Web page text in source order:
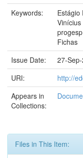
Keywords:
Estágio
Vinícius
progesp
Fichas
Issue Date:
27-
URI:
http://
Appears in
Collections:
Files in This Item: